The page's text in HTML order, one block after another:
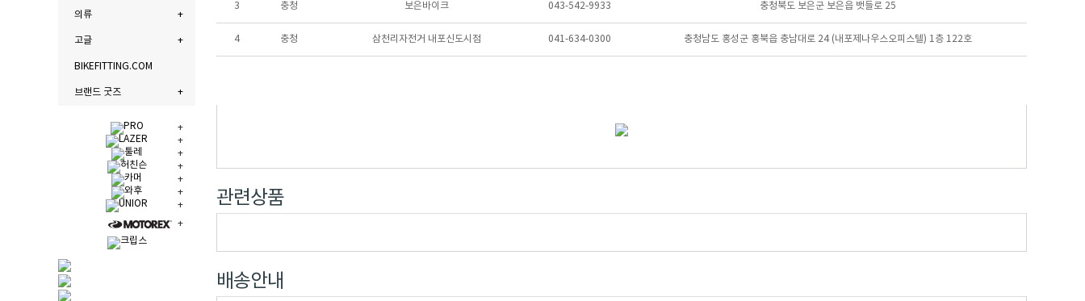
의류
고글
BIKEFITTING.COM
브랜드 굿즈
3 충청 보은바이크 043-542-9933 충청북도 보은군 보은읍 뱃들로 25
4 충청 삼천리자전거 내포신도시점 041-634-0300 충청남도 홍성군 홍북읍 충남대로 24 (내포제나우스오피스텔) 1층 122호
관련상품
배송안내